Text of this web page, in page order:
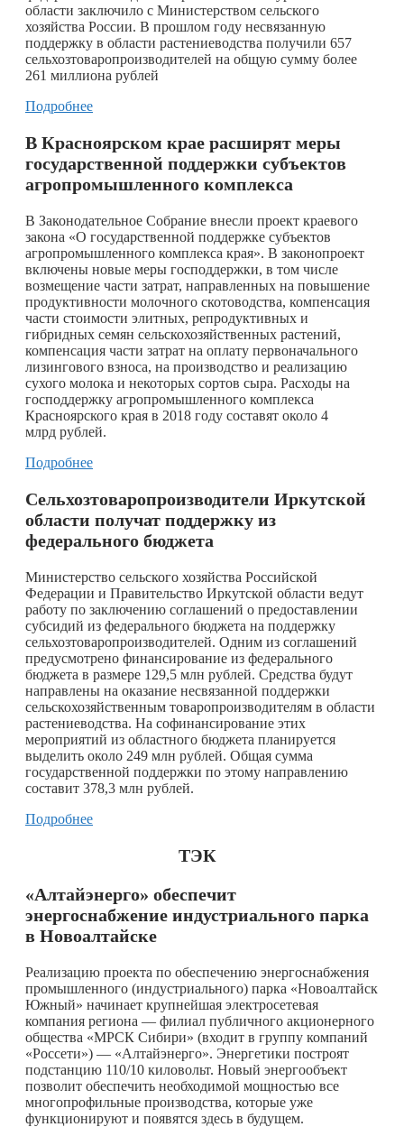
области заключило с Министерством сельского
хозяйства России. В прошлом году несвязанную
поддержку в области растениеводства получили 657
сельхозтоваропроизводителей на общую сумму более
261 миллиона рублей
Подробнее
В Красноярском крае расширят меры
государственной поддержки субъектов
агропромышленного комплекса
В Законодательное Собрание внесли проект краевого
закона «О государственной поддержке субъектов
агропромышленного комплекса края». В законопроект
включены новые меры господдержки, в том числе
возмещение части затрат, направленных на повышение
продуктивности молочного скотоводства, компенсация
части стоимости элитных, репродуктивных и
гибридных семян сельскохозяйственных растений,
компенсация части затрат на оплату первоначального
лизингового взноса, на производство и реализацию
сухого молока и некоторых сортов сыра. Расходы на
господдержку агропромышленного комплекса
Красноярского края в 2018 году составят около 4
млрд рублей.
Подробнее
Сельхозтоваропроизводители Иркутской
области получат поддержку из
федерального бюджета
Министерство сельского хозяйства Российской
Федерации и Правительство Иркутской области ведут
работу по заключению соглашений о предоставлении
субсидий из федерального бюджета на поддержку
сельхозтоваропроизводителей. Одним из соглашений
предусмотрено финансирование из федерального
бюджета в размере 129,5 млн рублей. Средства будут
направлены на оказание несвязанной поддержки
сельскохозяйственным товаропроизводителям в области
растениеводства. На софинансирование этих
мероприятий из областного бюджета планируется
выделить около 249 млн рублей. Общая сумма
государственной поддержки по этому направлению
составит 378,3 млн рублей.
Подробнее
ТЭК
«Алтайэнерго» обеспечит
энергоснабжение индустриального парка
в Новоалтайске
Реализацию проекта по обеспечению энергоснабжения
промышленного (индустриального) парка «Новоалтайск
Южный» начинает крупнейшая электросетевая
компания региона — филиал публичного акционерного
общества «МРСК Сибири» (входит в группу компаний
«Россети») — «Алтайэнерго». Энергетики построят
подстанцию 110/10 киловольт. Новый энергообъект
позволит обеспечить необходимой мощностью все
многопрофильные производства, которые уже
функционируют и появятся здесь в будущем.